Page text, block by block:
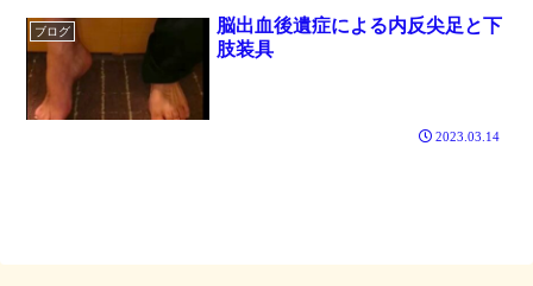
ブログ
脳出血後遺症による内反尖足と下
肢装具
2023.03.14